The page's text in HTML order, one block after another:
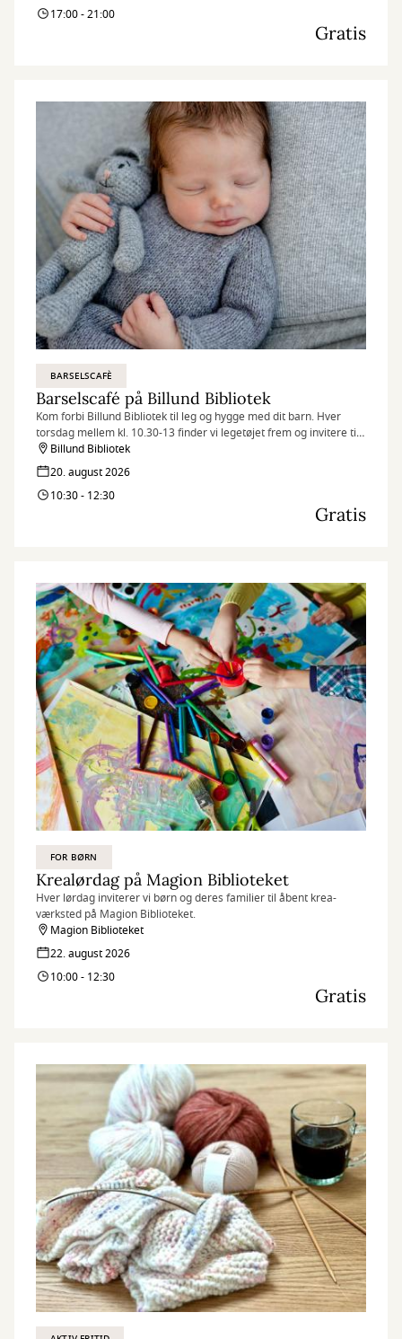
17:00 - 21:00
Gratis
BARSELSCAFÈ
Barselscafé på Billund Bibliotek
Kom forbi Billund Bibliotek til leg og hygge med dit barn. Hver
torsdag mellem kl. 10.30-13 finder vi legetøjet frem og invitere til
Barselscafé.
Billund Bibliotek
20. august 2026
10:30 - 12:30
Gratis
FOR BØRN
Krealørdag på Magion Biblioteket
Hver lørdag inviterer vi børn og deres familier til åbent krea-
værksted på Magion Biblioteket.
Magion Biblioteket
22. august 2026
10:00 - 12:30
Gratis